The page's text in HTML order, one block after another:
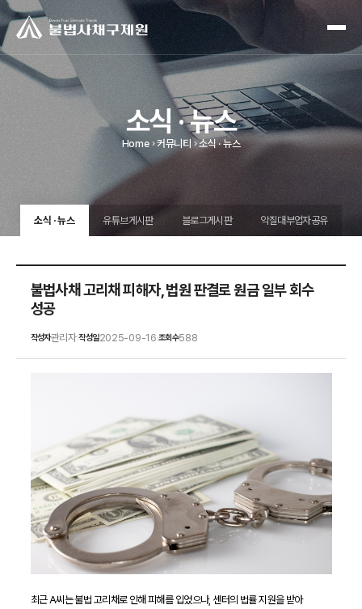
소식 · 뉴스
Home 커뮤니티 소식 · 뉴스
소식 · 뉴스 유튜브게시판 블로그게시판 악질대부업자공유
불법사채 고리채 피해자, 법원 판결로 원금 일부 회수
성공
작성자관리자|작성일2025-09-16 |조회수588
최근 A씨는 불법 고리채로 인해 피해를 입었으나, 센터의 법률 지원을 받아